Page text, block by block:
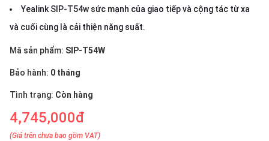
Yealink SIP-T54w sức mạnh của giao tiếp và cộng tác từ xa
và cuối cùng là cải thiện năng suất.
Mã sản phẩm: SIP-T54W
Bảo hành: 0 tháng
Tình trạng: Còn hàng
4,745,000đ
(Giá trên chưa bao gồm VAT)
thiệu
NGÔN
NGỮ
Tiếng